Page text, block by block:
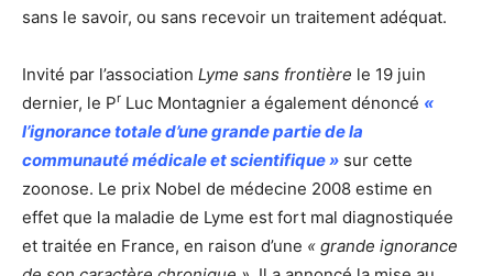
sans le savoir, ou sans recevoir un traitement adéquat.
Invité par l’association Lyme sans frontière le 19 juin
dernier, le Pr Luc Montagnier a également dénoncé «
l’ignorance totale d’une grande partie de la
communauté médicale et scientifique » sur cette
zoonose. Le prix Nobel de médecine 2008 estime en
effet que la maladie de Lyme est fort mal diagnostiquée
et traitée en France, en raison d’une « grande ignorance